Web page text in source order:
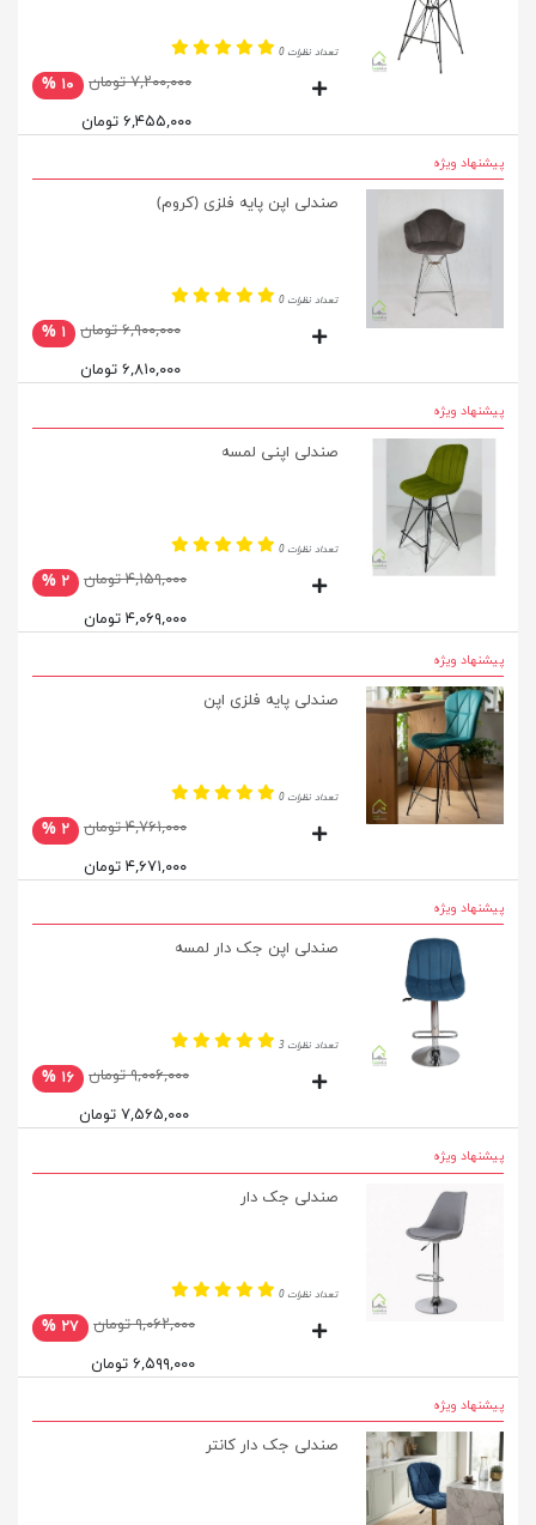
تعداد نظرات 0
۷,۲۰۰,۰۰۰ تومان
۱۰ %
۶,۴۵۵,۰۰۰ تومان
پیشنهاد ویژه
صندلی اپن پایه فلزی (کروم)
تعداد نظرات 0
۶,۹۰۰,۰۰۰ تومان
۱ %
۶,۸۱۰,۰۰۰ تومان
پیشنهاد ویژه
صندلی اپنی لمسه
تعداد نظرات 0
۴,۱۵۹,۰۰۰ تومان
۲ %
۴,۰۶۹,۰۰۰ تومان
پیشنهاد ویژه
صندلی پایه فلزی اپن
تعداد نظرات 0
۴,۷۶۱,۰۰۰ تومان
۲ %
۴,۶۷۱,۰۰۰ تومان
پیشنهاد ویژه
صندلی اپن جک دار لمسه
تعداد نظرات 3
۹,۰۰۶,۰۰۰ تومان
۱۶ %
۷,۵۶۵,۰۰۰ تومان
پیشنهاد ویژه
صندلی جک دار
تعداد نظرات 0
۹,۰۶۲,۰۰۰ تومان
۲۷ %
۶,۵۹۹,۰۰۰ تومان
پیشنهاد ویژه
صندلی جک دار کانتر